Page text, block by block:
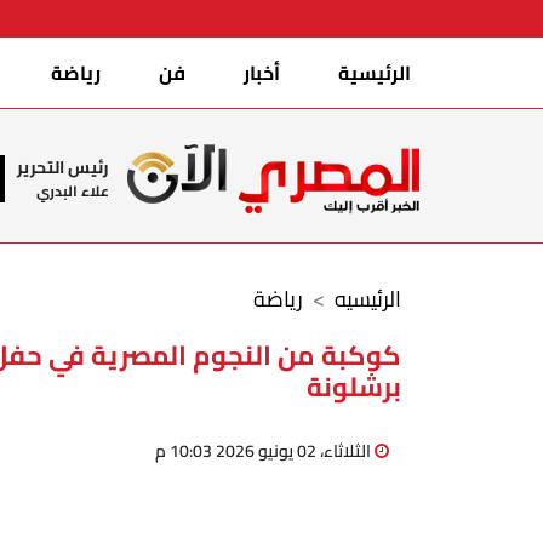
الرئيسية أخبار فن رياضة
رئيس التحرير
علاء البدري
رياضة الرئيسيه
كوكبة من النجوم المصرية في
برشلونة
الثلاثاء، 02 يونيو 2026 10:03 م